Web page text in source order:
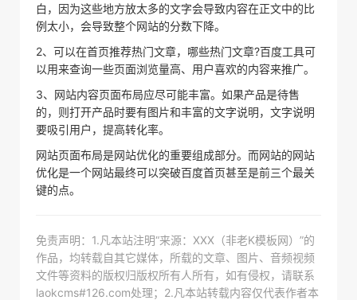
白，因为这些地方放太多的文字会导致内容在正文中的比
例太小，会导致整个网站的分数下降。
2、可以在首页推荐热门文章，哪些热门文章?百度工具可
以用来查询一些页面浏览量高、用户喜欢的内容来推广。
3、网站内容页面布局应尽可能丰富。如果产品是待售
的，则打开产品时要有图片和丰富的文字说明，文字说明
要吸引用户，提高转化率。
网站页面布局是网站优化的重要组成部分。而网站的网站
优化是一个网站最终可以突破百度首页甚至是前三个最关
键的点。
免责声明：1.凡本站注明“来源：XXX（非老K模板网）”的
作品，均转载自其它媒体，所载的文章、图片、音频视频
文件等资料的版权归版权所有人所有，如有侵权，请联系
laokcms#126.com处理；2.凡本站转载内容仅代表作者本